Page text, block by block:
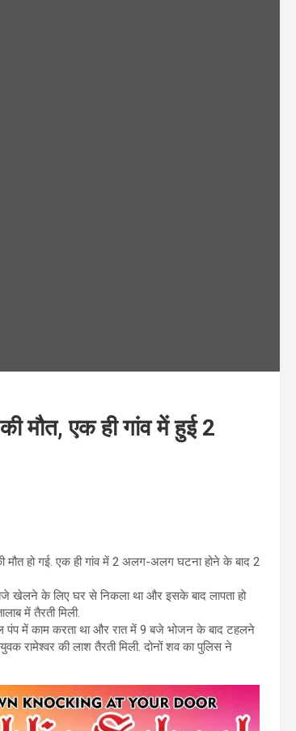
मौत, एक ही गांव में हुई 2
मौत हो गई. एक ही गांव में 2 अलग-अलग घटना होने के बाद 2
खेलने के लिए घर से निकला था और इसके बाद लापता हो
में तैरती मिली.
पंप में काम करता था और रात में 9 बजे भोजन के बाद टहलने
रामेश्वर की लाश तैरती मिली. दोनों शव का पुलिस ने